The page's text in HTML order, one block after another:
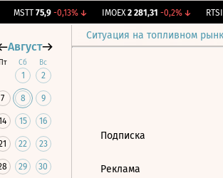
MSTT 75,9 -0,13%↓ IMOEX 2 281,31 -0,2%↓ RTSI
Ситуация на топливном
Август
Пт Сб Вс
1 2
7 8 9
15 16
22 23
29 30
Подписка
Реклама